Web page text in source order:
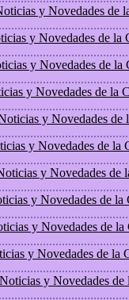
y Novedades de
y Novedades de la
y Novedades de la
y Novedades de la
y Novedades de
y Novedades de la
y Novedades de
y Novedades de la
y Novedades de la
y Novedades de la
y Novedades de